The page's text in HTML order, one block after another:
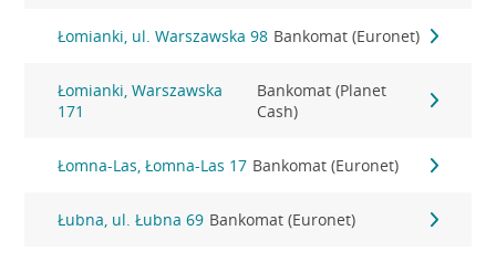
Łomianki, ul. Warszawska 98 Bankomat (Euronet)
Łomianki, Warszawska
171
Bankomat (Planet
Cash)
Łomna-Las, Łomna-Las 17 Bankomat (Euronet)
Łubna, ul. Łubna 69 Bankomat (Euronet)